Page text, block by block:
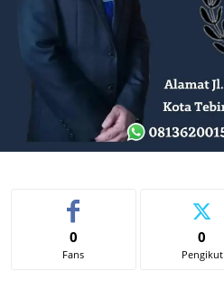
0
Fans
0
Pengikut